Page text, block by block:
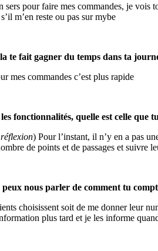
sers pour faire mes commandes, je vois
m’en reste ou pas sur mybe
te fait gagner du temps dans ta
mes commandes c’est plus rapide
fonctionnalités, quelle est celle que
) Pour l’instant, il n’y en a pas
de points et de passages et suivre
nous parler de comment tu
choisissent soit de me donner leur
plus tard et je les informe